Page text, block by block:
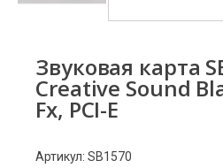
Звуковая карта
Creative Sound
Fx, PCI-E
Артикул: SB1570